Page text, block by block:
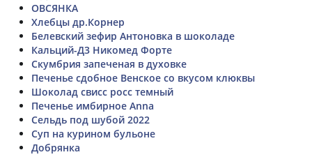
ОВСЯНКА
Хлебцы др.Корнер
Белевский зефир Антоновка в шоколаде
Кальций-Д3 Никомед Форте
Скумбрия запеченая в духовке
Печенье сдобное Венское со вкусом клюквы
Шоколад свисс росс темный
Печенье имбирное Anna
Сельдь под шубой 2022
Суп на курином бульоне
Добрянка